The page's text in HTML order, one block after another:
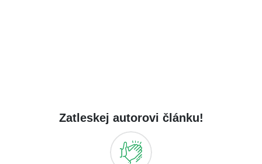
Zatleskej autorovi článku!